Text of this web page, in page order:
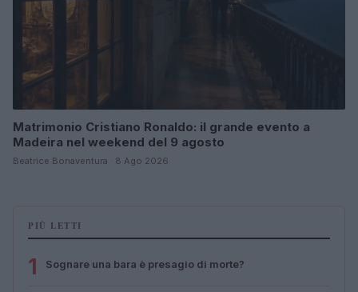
Matrimonio Cristiano Ronaldo: il grande evento a
Madeira nel weekend del 9 agosto
Beatrice Bonaventura · 8 Ago 2026
PIÙ LETTI
1 Sognare una bara è presagio di morte?